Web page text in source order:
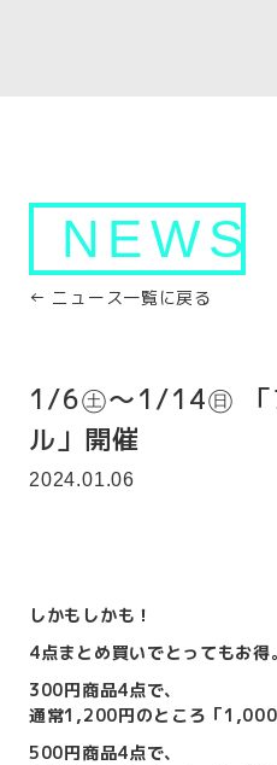
NEWS
← ニュース一覧に戻る
1/6㊏～1/14㊐ 「
ル」開催
2024.01.06
しかもしかも！
4点まとめ買いでとってもお得。
300円商品4点で、
通常1,200円のところ「
500円商品4点で、